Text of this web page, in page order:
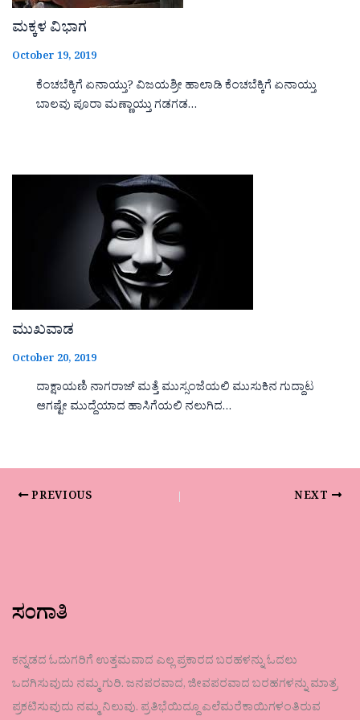
ಮಕ್ಕಳ ವಿಭಾಗ
October 19, 2019
ಕೆಂಚಬೆಕ್ಕಿಗೆ ಏನಾಯ್ತು? ವಿಜಯಶ್ರೀ ಹಾಲಾಡಿ ಕೆಂಚಬೆಕ್ಕಿಗೆ ಏನಾಯ್ತು
ಬಾಲವು ಪೂರಾ ಮಣ್ಣಾಯ್ತು ಗಡಗಡ…
ಮುಖವಾಡ
October 20, 2019
ದಾಕ್ಷಾಯಣಿ ನಾಗರಾಜ್ ಮತ್ತೆ ಮುಸ್ಸಂಜೆಯಲಿ ಮುಸುಕಿನ ಗುದ್ದಾಟ
ಆಗಷ್ಟೇ ಮುದ್ದೆಯಾದ ಹಾಸಿಗೆಯಲಿ ನಲುಗಿದ…
PREVIOUS NEXT
ಸಂಗಾತಿ
ಕನ್ನಡದ ಓದುಗರಿಗೆ ಉತ್ತಮವಾದ ಎಲ್ಲ ಪ್ರಕಾರದ ಬರಹಳನ್ನು ಓದಲು
ಒದಗಿಸುವುದು ನಮ್ಮ ಗುರಿ. ಜನಪರವಾದ, ಜೀವಪರವಾದ ಬರಹಗಳನ್ನು ಮಾತ್ರ
ಪ್ರಕಟಿಸುವುದು ನಮ್ಮ ನಿಲುವು. ಪ್ರತಿಭೆಯಿದ್ದೂ ಎಲೆಮರೆಕಾಯಿಗಳಂತಿರುವ